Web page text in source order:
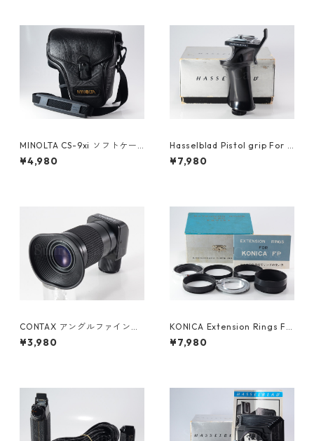
MINOLTA CS-9xi ソフトケー
ス ミノルタ (61278)
¥4,980
Hasselblad Pistol grip For 5
00EL/M, 500EL 46221 ハッ
セルブラッド (61431)
¥7,980
CONTAX アングルファインダ
ー コンタックス (61281)
¥3,980
KONICA Extension Rings FO
¥7,980